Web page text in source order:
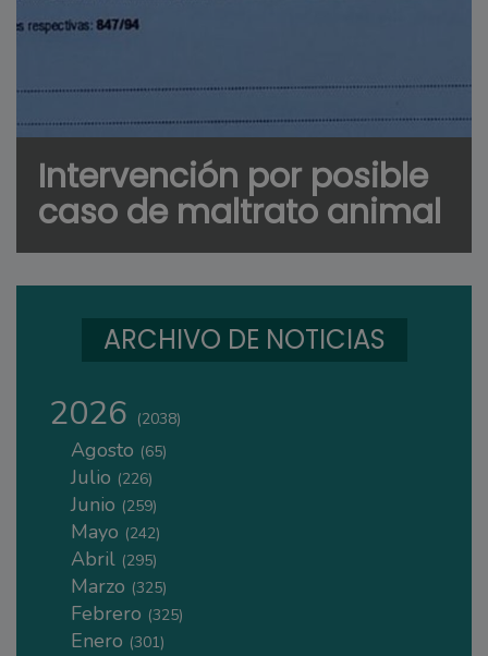
Intervención por posible
caso de maltrato animal
ARCHIVO DE NOTICIAS
2026 (2038)
Agosto (65)
Julio (226)
Junio (259)
Mayo (242)
Abril (295)
Marzo (325)
Febrero (325)
Enero (301)